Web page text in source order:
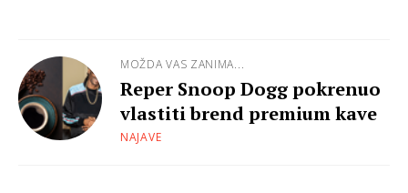
MOŽDA VAS ZANIMA...
Reper Snoop Dogg pokrenuo
vlastiti brend premium kave
NAJAVE